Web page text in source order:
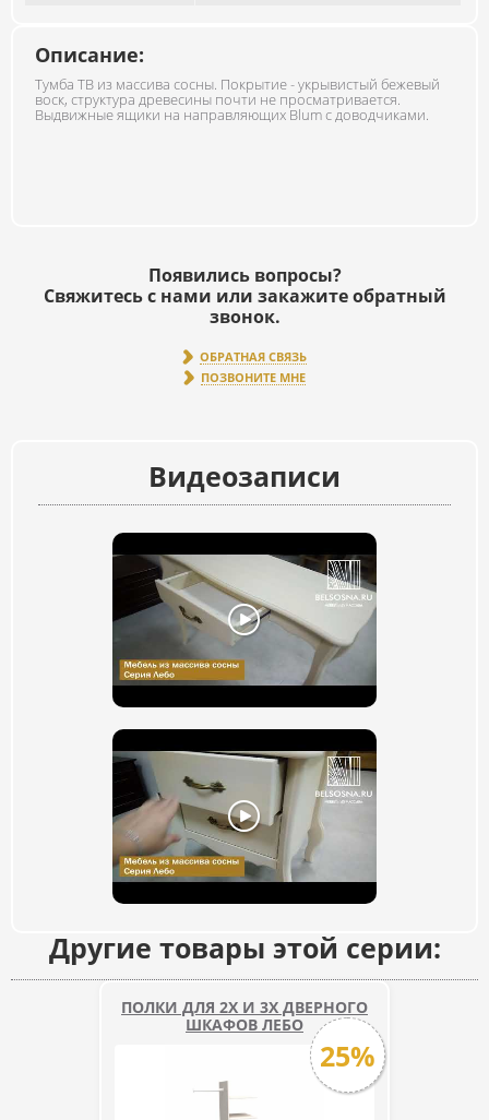
Описание:
Тумба ТВ из массива сосны. Покрытие - укрывистый бежевый
воск, структура древесины почти не просматривается.
Выдвижные ящики на направляющих Blum с доводчиками.
Появились вопросы?
Свяжитесь с нами или закажите обратный
звонок.
ОБРАТНАЯ СВЯЗЬ
ПОЗВОНИТЕ МНЕ
Видеозаписи
Другие товары этой серии:
ПОЛКИ ДЛЯ 2Х И 3Х ДВЕРНОГО
ШКАФОВ ЛЕБО
25%